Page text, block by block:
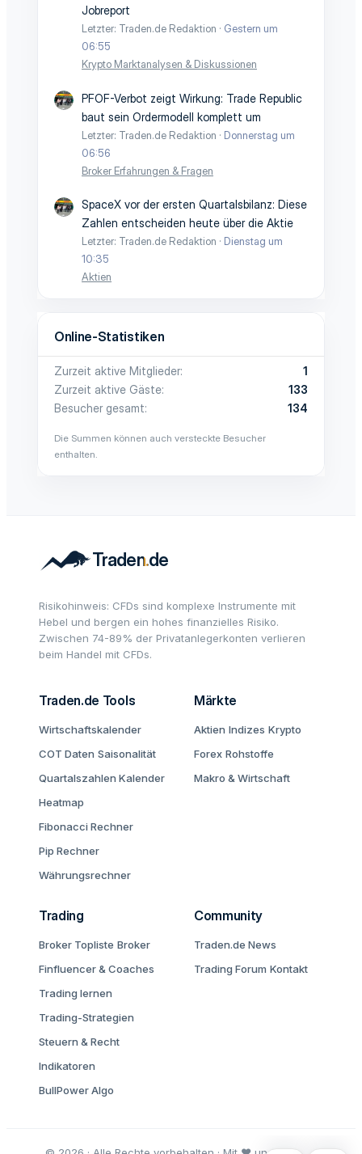
Jobreport
Letzter: Traden.de Redaktion
Gestern um
06:55
Krypto Marktanalysen & Diskussionen
PFOF-Verbot zeigt Wirkung: Trade Republic
baut sein Ordermodell komplett um
Letzter: Traden.de Redaktion
Donnerstag um
06:56
Broker Erfahrungen & Fragen
SpaceX vor der ersten Quartalsbilanz: Diese
Zahlen entscheiden heute über die Aktie
Letzter: Traden.de Redaktion
Dienstag um
10:35
Aktien
Online-Statistiken
Zurzeit aktive Mitglieder
1
Zurzeit aktive Gäste
133
Besucher gesamt
134
Die Summen können auch versteckte Besucher
enthalten.
Risikohinweis: CFDs sind komplexe Instrumente mit
Hebel und bergen ein hohes finanzielles Risiko.
Zwischen 74-89% der Privatanlegerkonten verlieren
beim Handel mit CFDs.
Traden.de Tools
Wirtschaftskalender
COT Daten Saisonalität
Quartalszahlen Kalender
Heatmap
Fibonacci Rechner
Pip Rechner
Währungsrechner
Märkte
Aktien Indizes Krypto
Forex Rohstoffe
Makro & Wirtschaft
Trading
Broker Topliste Broker
Finfluencer & Coaches
Trading lernen
Trading-Strategien
Steuern & Recht
Indikatoren
BullPower Algo
Community
Traden.de News
Trading Forum Kontakt